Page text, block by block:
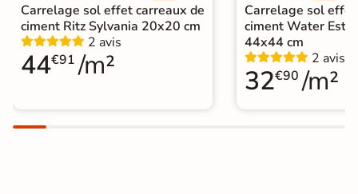
Carrelage sol effet carreaux de
ciment Ritz Sylvania 20x20 cm
2 avis
44€91 /m²
Carrelage sol
ciment Water
44x44 cm
2 avis
32€90 /m²